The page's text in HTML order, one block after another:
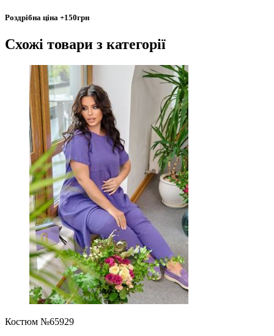
Роздрібна ціна +150грн
Схожі товари з категорії
Костюм №65929